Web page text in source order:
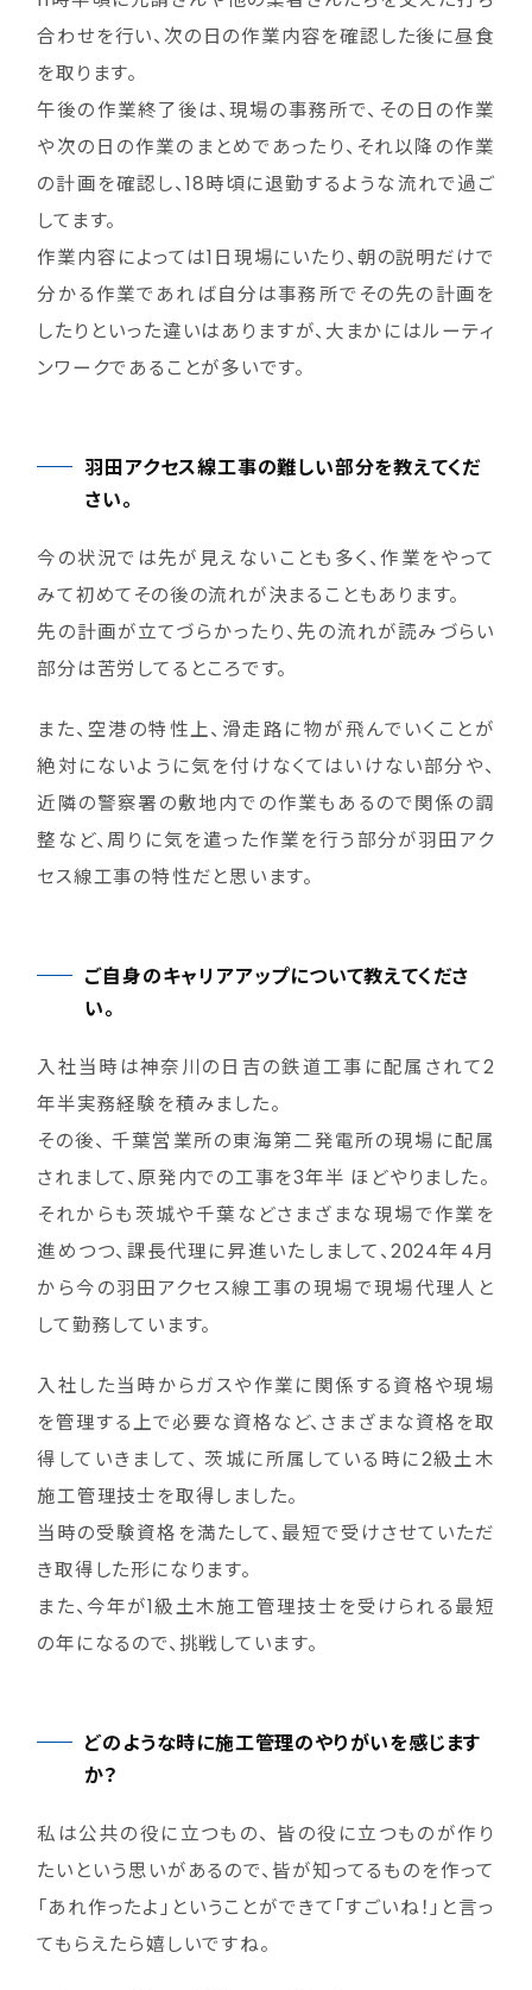
合わせを行い、次の日の作業内容を確認した後に昼食
を取ります。
午後の作業終了後は、現場の事務所で、その日の作業
や次の日の作業のまとめであったり、それ以降の作業
の計画を確認し、18時頃に退勤するような流れで過ご
してます。
作業内容によっては1日現場にいたり、朝の説明だけで
分かる作業であれば自分は事務所でその先の計画を
したりといった違いはありますが、大まかにはルーティ
ンワークであることが多いです。
羽田アクセス線工事の難しい部分を教えてくだ
さい。
今の状況では先が見えないことも多く、作業をやって
みて初めてその後の流れが決まることもあります。
先の計画が立てづらかったり、先の流れが読みづらい
部分は苦労してるところです。
また、空港の特性上、滑走路に物が飛んでいくことが
絶対にないように気を付けなくてはいけない部分や、
近隣の警察署の敷地内での作業もあるので関係の調
整など、周りに気を遣った作業を行う部分が羽田アク
セス線工事の特性だと思います。
ご自身のキャリアアップについて教えてくださ
い。
入社当時は神奈川の日吉の鉄道工事に配属されて2
年半実務経験を積みました。
その後、 千葉営業所の東海第二発電所の現場に配属
されまして、原発内での工事を3年半 ほどやりました。
それからも茨城や千葉などさまざまな現場で作業を
進めつつ、課長代理に昇進いたしまして、2024年4月
から今の羽田アクセス線工事の現場で現場代理人と
して勤務しています。
入社した当時からガスや作業に関係する資格や現場
を管理する上で必要な資格など、さまざまな資格を取
得していきまして、 茨城に所属している時に2級土木
施工管理技士を取得しました。
当時の受験資格を満たして、最短で受けさせていただ
き取得した形になります。
また、今年が1級土木施工管理技士を受けられる最短
の年になるので、挑戦しています。
どのような時に施工管理のやりがいを感じます
か？
私は公共の役に立つもの、 皆の役に立つものが作り
たいという思いがあるので、皆が知ってるものを作って
「あれ作ったよ」ということができて「すごいね！」と言っ
てもらえたら嬉しいですね。